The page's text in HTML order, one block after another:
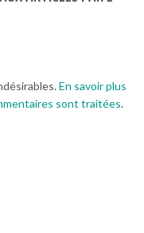
En savoir plus
sont traitées.